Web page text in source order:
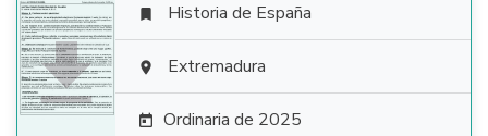

 Historia de España
 Extremadura
 Ordinaria de 2025